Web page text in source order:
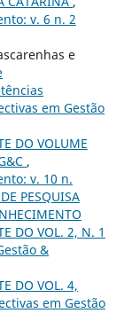
v. 6 n. 2
e
em Gestão
DO VOLUME
,
v. 10 n.
PESQUISA
DO VOL. 2, N. 1
&
DO VOL. 4,
em Gestão